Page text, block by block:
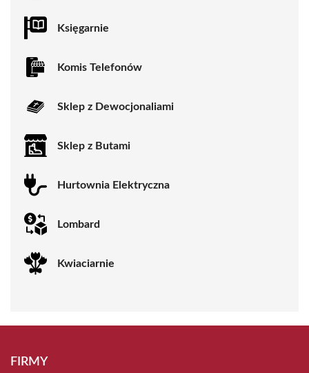
Księgarnie
Komis Telefonów
Sklep z Dewocjonaliami
Sklep z Butami
Hurtownia Elektryczna
Lombard
Kwiaciarnie
FIRMY